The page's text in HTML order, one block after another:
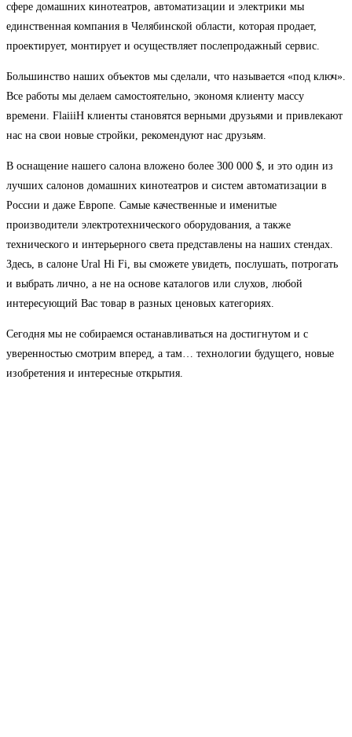
сфере домашних кинотеатров, автоматизации и электрики мы
единственная компания в Челябинской области, которая продает,
проектирует, монтирует и осуществляет послепродажный сервис.
Большинство наших объектов мы сделали, что называется «под ключ».
Все работы мы делаем самостоятельно, экономя клиенту массу
времени. FlaiiiH клиенты становятся верными друзьями и привлекают
нас на свои новые стройки, рекомендуют нас друзьям.
В оснащение нашего салона вложено более 300 000 $, и это один из
лучших салонов домашних кинотеатров и систем автоматизации в
России и даже Европе. Самые качественные и именитые
производители электротехнического оборудования, а также
технического и интерьерного света представлены на наших стендах.
Здесь, в салоне Ural Hi Fi, вы сможете увидеть, послушать, потрогать
и выбрать лично, а не на основе каталогов или слухов, любой
интересующий Вас товар в разных ценовых категориях.
Сегодня мы не собираемся останавливаться на достигнутом и с
уверенностью смотрим вперед, а там… технологии будущего, новые
изобретения и интересные открытия.